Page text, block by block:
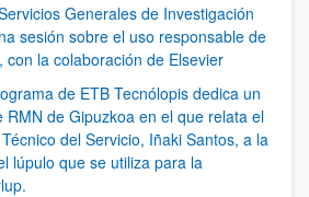
Generales de Investigación
sesión sobre el uso responsable de
con la colaboración de Elsevier
de ETB Tecnólopis dedica un
RMN de Gipuzkoa en el que relata el
del Servicio, Iñaki Santos, a la
lúpulo que se utiliza para la